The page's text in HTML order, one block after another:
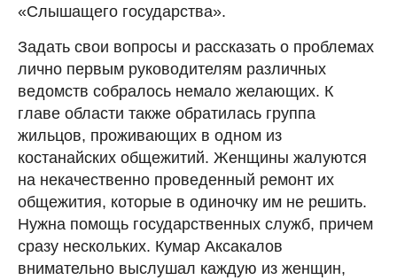
«Слышащего государства».
Задать свои вопросы и рассказать о проблемах
лично первым руководителям различных
ведомств собралось немало желающих. К
главе области также обратилась группа
жильцов, проживающих в одном из
костанайских общежитий. Женщины жалуются
на некачественно проведенный ремонт их
общежития, которые в одиночку им не решить.
Нужна помощь государственных служб, причем
сразу нескольких. Кумар Аксакалов
внимательно выслушал каждую из женщин,